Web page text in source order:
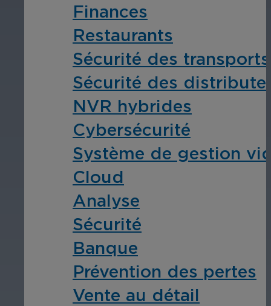
Finances
Restaurants
Sécurité des
Sécurité des
NVR hybrides
Cybersécurité
Système de gestion
Cloud
Analyse
Sécurité
Banque
Prévention des pertes
Vente au détail